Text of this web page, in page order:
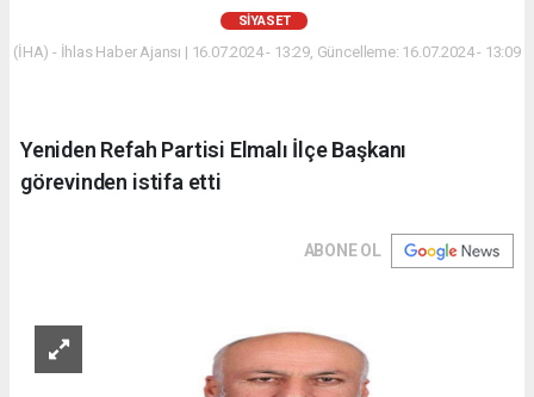
SIYASET
(İHA) - İhlas Haber Ajansı | 16.07.2024 - 13:29, Güncelleme: 16.07.2024 - 13:09
Yeniden Refah Partisi Elmalı İlçe Başkanı
görevinden istifa etti
ABONE OL